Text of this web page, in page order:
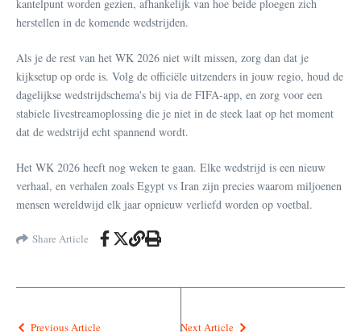
kantelpunt worden gezien, afhankelijk van hoe beide ploegen zich
herstellen in de komende wedstrijden.
Als je de rest van het WK 2026 niet wilt missen, zorg dan dat je
kijksetup op orde is. Volg de officiële uitzenders in jouw regio, houd de
dagelijkse wedstrijdschema's bij via de FIFA-app, en zorg voor een
stabiele livestreamoplossing die je niet in de steek laat op het moment
dat de wedstrijd echt spannend wordt.
Het WK 2026 heeft nog weken te gaan. Elke wedstrijd is een nieuw
verhaal, en verhalen zoals Egypt vs Iran zijn precies waarom miljoenen
mensen wereldwijd elk jaar opnieuw verliefd worden op voetbal.
Share Article
Previous Article Next Article